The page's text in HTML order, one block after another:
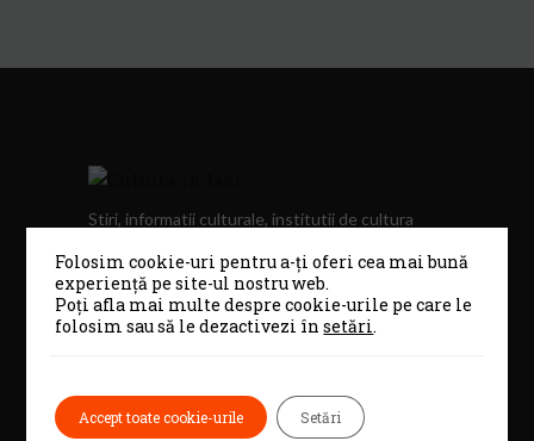
Stiri, informatii culturale, institutii de cultura
Telefon
0232 217 900
Email
Folosim cookie-uri pentru a-ți oferi cea mai bună
experiență pe site-ul nostru web.
Poți afla mai multe despre cookie-urile pe care le
folosim sau să le dezactivezi însetări.
Accept toate cookie-urile Setări